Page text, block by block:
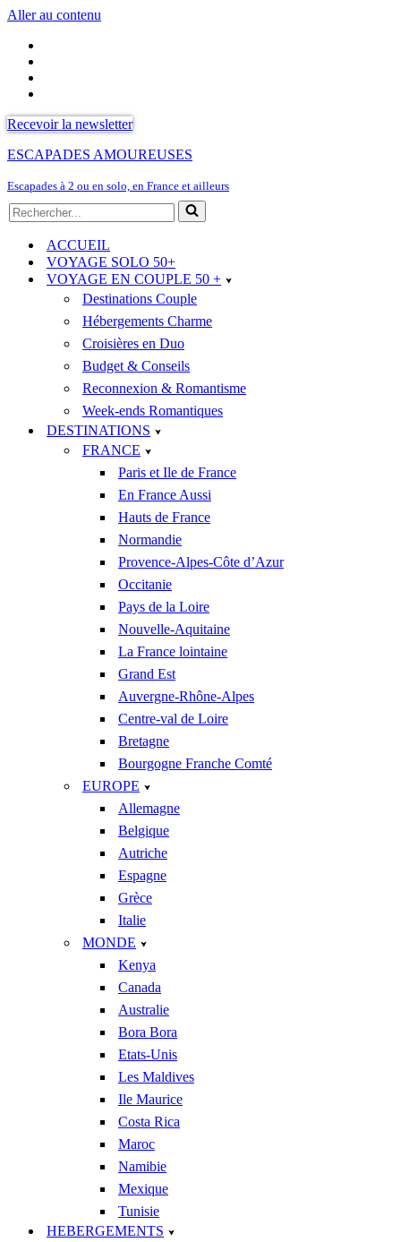
Aller au contenu
Recevoir la newsletter
ESCAPADES AMOUREUSES
Escapades à 2 ou en solo, en France et ailleurs
Rechercher...
ACCUEIL
VOYAGE SOLO 50+
VOYAGE EN COUPLE 50 +
Destinations Couple
Hébergements Charme
Croisières en Duo
Budget & Conseils
Reconnexion & Romantisme
Week-ends Romantiques
DESTINATIONS
FRANCE
Paris et Ile de France
En France Aussi
Hauts de France
Normandie
Provence-Alpes-Côte d’Azur
Occitanie
Pays de la Loire
Nouvelle-Aquitaine
La France lointaine
Grand Est
Auvergne-Rhône-Alpes
Centre-val de Loire
Bretagne
Bourgogne Franche Comté
EUROPE
Allemagne
Belgique
Autriche
Espagne
Grèce
Italie
MONDE
Kenya
Canada
Australie
Bora Bora
Etats-Unis
Les Maldives
Ile Maurice
Costa Rica
Maroc
Namibie
Mexique
Tunisie
HEBERGEMENTS